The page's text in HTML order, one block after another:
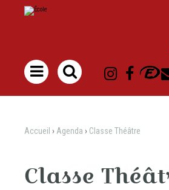
au
contenu.
personnels

Accueil › Agenda › Classe Théâtre
Classe